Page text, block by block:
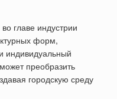
главе индустрии
форм,
индивидуальный
преобразить
городскую среду